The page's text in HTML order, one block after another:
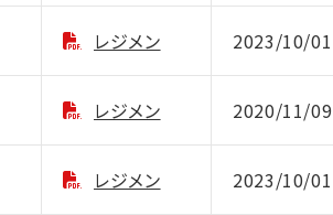
レジメン 2023/10/01
レジメン 2020/11/09
レジメン 2023/10/01